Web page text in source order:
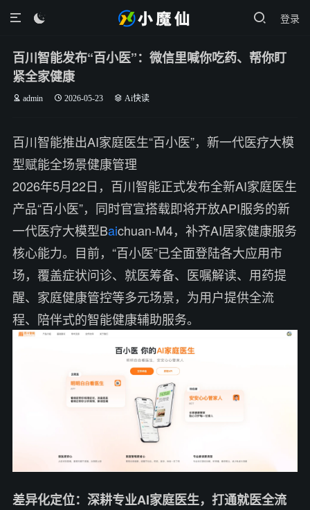
登录

百川智能发布“百小医”：微信里喊你吃药、帮你盯
紧全家健康
admin 2026-05-23 Ai快读
百川智能推出AI家庭医生“百小医”，新一代医疗大模
型赋能全场景健康管理
2026年5月22日，百川智能正式发布全新AI家庭医生
产品“百小医”，同时官宣搭载即将开放API服务的新
一代医疗大模型Baichuan-M4，补齐AI居家健康服务
核心能力。目前，“百小医”已全面登陆各大应用市
场，覆盖症状问诊、就医筹备、医嘱解读、用药提
醒、家庭健康管控等多元场景，为用户提供全流
程、陪伴式的智能健康辅助服务。
差异化定位：深耕专业AI家庭医生，打通就医全流